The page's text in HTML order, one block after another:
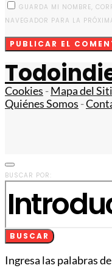
GUARDA MI NOMBRE,
NAVEGADOR PARA LA
Cookies -Mapa del
Quiénes Somos -
BUSCAR POR:
BUSCAR
Ingresa las palabras